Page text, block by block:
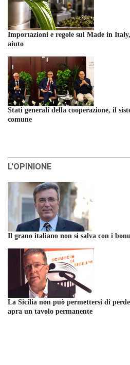
Importazioni e regole sul Made in
aiuto
Stati generali della cooperazione, il
comune
L'OPINIONE
Il grano italiano non si salva con i
La Sicilia non può permettersi di
apra un tavolo permanente